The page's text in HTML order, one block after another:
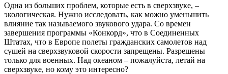
Одна из больших проблем, которые есть в сверхзвуке, –
экологическая. Нужно исследовать, как можно уменьшить
влияние так называемого звукового удара. Со времен
завершения программы «Конкорд», что в Соединенных
Штатах, что в Европе полеты гражданских самолетов над
сушей на сверхзвуковой скорости запрещены. Разрешены
только для военных. Над океаном – пожалуйста, летай на
сверхзвуке, но кому это интересно?